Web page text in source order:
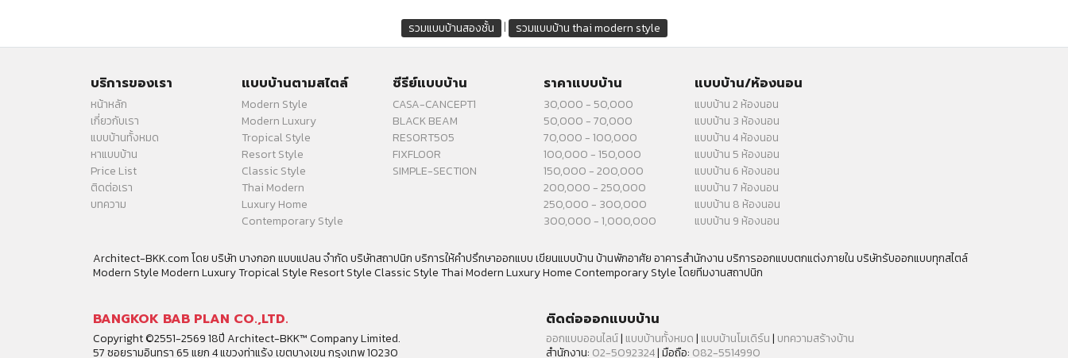
รวมแบบบ้านสองชั้น | รวมแบบบ้าน thai modern style
บริการของเรา
หน้าหลัก
เกี่ยวกับเรา
แบบบ้านทั้งหมด
หาแบบบ้าน
Price List
ติดต่อเรา
บทความ
แบบบ้านตามสไตล์
Modern Style
Modern Luxury
Tropical Style
Resort Style
Classic Style
Thai Modern
Luxury Home
Contemporary Style
ซีรีย์แบบบ้าน
CASA-CANCEPT1
BLACK BEAM
RESORT505
FIXFLOOR
SIMPLE-SECTION
ราคาแบบบ้าน
30,000 - 50,000
50,000 - 70,000
70,000 - 100,000
100,000 - 150,000
150,000 - 200,000
200,000 - 250,000
250,000 - 300,000
300,000 - 1,000,000
แบบบ้าน/ห้องนอน
แบบบ้าน 2 ห้องนอน
แบบบ้าน 3 ห้องนอน
แบบบ้าน 4 ห้องนอน
แบบบ้าน 5 ห้องนอน
แบบบ้าน 6 ห้องนอน
แบบบ้าน 7 ห้องนอน
แบบบ้าน 8 ห้องนอน
แบบบ้าน 9 ห้องนอน
Architect-BKK.com โดย บริษัท บางกอก แบบแปลน จำกัด บริษัทสถาปนิก บริการให้คำปรึกษาออกแบบ เขียนแบบบ้าน บ้านพักอาศัย อาคารสำนักงาน บริการออกแบบตกแต่งภายใน บริษัทรับออกแบบทุกสไตล์
Modern Style Modern Luxury Tropical Style Resort Style Classic Style Thai Modern Luxury Home Contemporary Style โดยทีมงานสถาปนิก
BANGKOK BAB PLAN CO.,LTD.
Copyright ©2551-2569 18ปี Architect-BKK™ Company Limited.
57 ซอยรามอินทรา 65 แยก 4 แขวงท่าแร้ง เขตบางเขน กรุงเทพ 10230
ติดต่อออกแบบบ้าน
ออกแบบออนไลน์| แบบบ้านทั้งหมด| แบบบ้านโมเดิร์น| บทความสร้างบ้าน
สำนักงาน: 02-5092324| มือถือ: 082-5514990